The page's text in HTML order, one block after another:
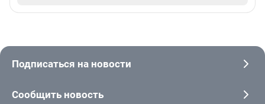
Подписаться на новости
Сообщить новость